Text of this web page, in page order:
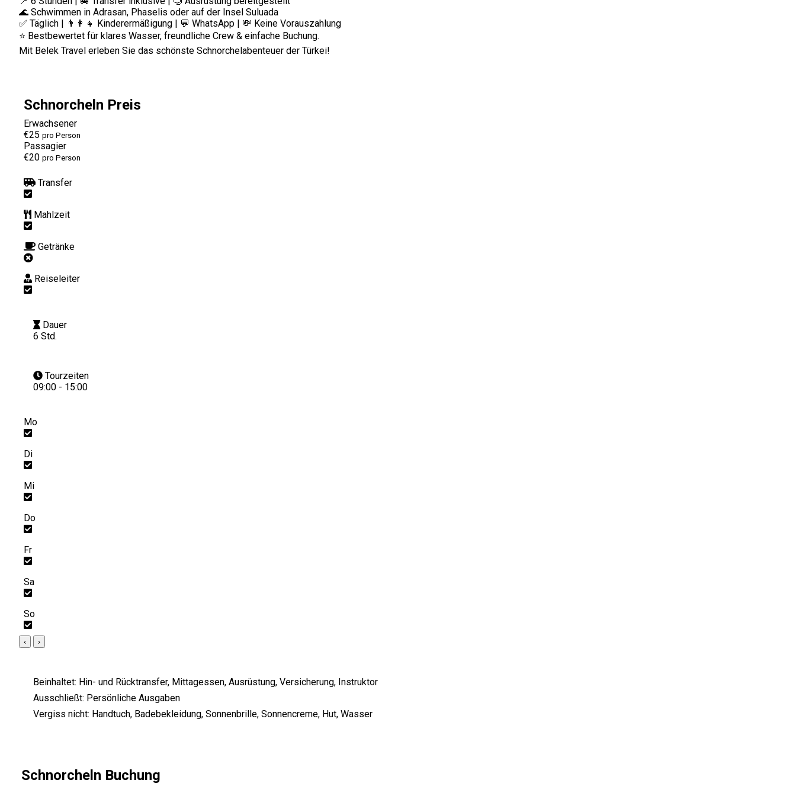
🌊 Schwimmen in Adrasan, Phaselis oder auf der Insel Suluada
✅ Täglich | 👨‍👩‍👧 Kinderermäßigung | 💬 WhatsApp | 💸 Keine Vorauszahlung
⭐ Bestbewertet für klares Wasser, freundliche Crew & einfache Buchung.
Mit Belek Travel erleben Sie das schönste Schnorchelabenteuer der Türkei!
Schnorcheln Preis
Erwachsener
€25 pro Person
Passagier
€20 pro Person
Transfer
Mahlzeit
Getränke
Reiseleiter
Dauer
6 Std.
Tourzeiten
09:00 - 15:00
Mo
Di
Mi
Do
Fr
Sa
So
‹ ›
Beinhaltet: Hin- und Rücktransfer, Mittagessen, Ausrüstung, Versicherung, Instruktor
Ausschließt: Persönliche Ausgaben
Vergiss nicht: Handtuch, Badebekleidung, Sonnenbrille, Sonnencreme, Hut, Wasser
Schnorcheln Buchung